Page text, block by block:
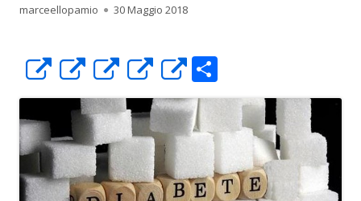
Autore
marceellopamio Pubblicato
30 Maggio 2018
Apre
in
una
nuova
finestra
Apre
in
una
nuova
finestra
Apre
in
una
nuova
finestra
Apre
in
una
nuova
finestra
Apre
in
una
nuova
finestra
o
n
vi